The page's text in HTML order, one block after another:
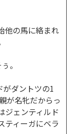
他の馬に絡まれ
。
ダントツの1
が名牝だからっ
ジェンティルド
ティーガにベラ